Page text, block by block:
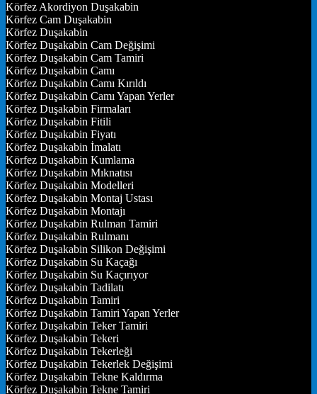
Körfez Akordiyon Duşakabin
Körfez Cam Duşakabin
Körfez Duşakabin
Körfez Duşakabin Cam Değişimi
Körfez Duşakabin Cam Tamiri
Körfez Duşakabin Camı
Körfez Duşakabin Camı Kırıldı
Körfez Duşakabin Camı Yapan Yerler
Körfez Duşakabin Firmaları
Körfez Duşakabin Fitili
Körfez Duşakabin Fiyatı
Körfez Duşakabin İmalatı
Körfez Duşakabin Kumlama
Körfez Duşakabin Mıknatısı
Körfez Duşakabin Modelleri
Körfez Duşakabin Montaj Ustası
Körfez Duşakabin Montajı
Körfez Duşakabin Rulman Tamiri
Körfez Duşakabin Rulmanı
Körfez Duşakabin Silikon Değişimi
Körfez Duşakabin Su Kaçağı
Körfez Duşakabin Su Kaçırıyor
Körfez Duşakabin Tadilatı
Körfez Duşakabin Tamiri
Körfez Duşakabin Tamiri Yapan Yerler
Körfez Duşakabin Teker Tamiri
Körfez Duşakabin Tekeri
Körfez Duşakabin Tekerleği
Körfez Duşakabin Tekerlek Değişimi
Körfez Duşakabin Tekne Kaldırma
Körfez Duşakabin Tekne Tamiri